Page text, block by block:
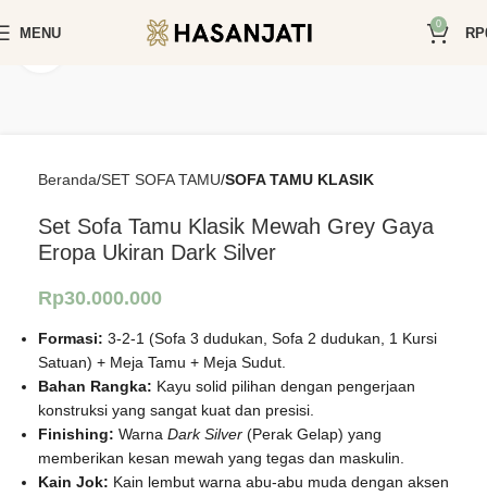
MENU
0
RP
Click to enlarge
Beranda SET SOFA TAMU SOFA TAMU KLASIK
Set Sofa Tamu Klasik Mewah Grey Gaya
Eropa Ukiran Dark Silver
Rp30.000.000
Formasi: 3-2-1 (Sofa 3 dudukan, Sofa 2 dudukan, 1 Kursi
Satuan) + Meja Tamu + Meja Sudut.
Bahan Rangka: Kayu solid pilihan dengan pengerjaan
konstruksi yang sangat kuat dan presisi.
Finishing: Warna Dark Silver (Perak Gelap) yang
memberikan kesan mewah yang tegas dan maskulin.
Kain Jok: Kain lembut warna abu-abu muda dengan aksen